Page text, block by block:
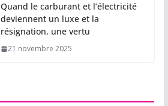
Quand le carburant et l’électricité
deviennent un luxe et la
résignation, une vertu
21 novembre 2025